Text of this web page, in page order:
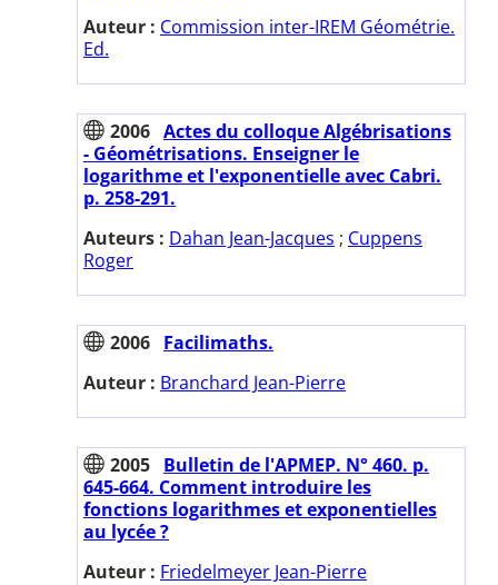
Auteur : Commission inter-IREM Géométrie.
Ed.
2006 Actes du colloque Algébrisations
- Géométrisations. Enseigner le
logarithme et l'exponentielle avec Cabri.
p. 258-291.
Auteurs : Dahan Jean-Jacques ; Cuppens
Roger
2006 Facilimaths.
Auteur : Branchard Jean-Pierre
2005 Bulletin de l'APMEP. N° 460. p.
645-664. Comment introduire les
fonctions logarithmes et exponentielles
au lycée ?
Auteur : Friedelmeyer Jean-Pierre